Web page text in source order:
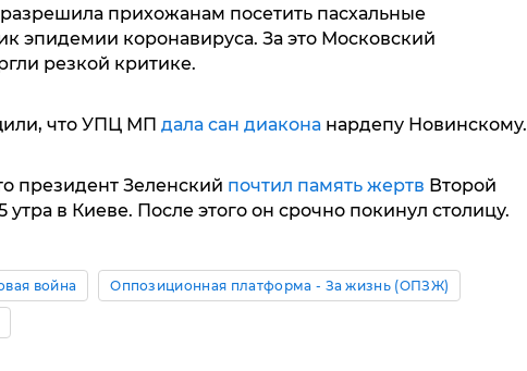
прихожанам посетить пасхальные
эпидемии коронавируса. За это Московский
резкой критике.
что УПЦ МП дала сан диаконанардепу Новинскому.
президент Зеленский почтил память жертв Второй
в Киеве. После этого он срочно покинул столицу.
война Оппозиционная платформа - За жизнь (ОПЗЖ)